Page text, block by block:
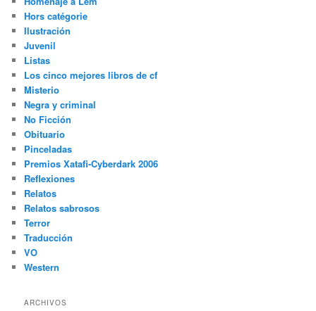
Hors catégorie
Ilustración
Juvenil
Listas
Los cinco mejores libros de cf
Misterio
Negra y criminal
No Ficción
Obituario
Pinceladas
Premios Xatafi-Cyberdark 2006
Reflexiones
Relatos
Relatos sabrosos
Terror
Traducción
VO
Western
ARCHIVOS